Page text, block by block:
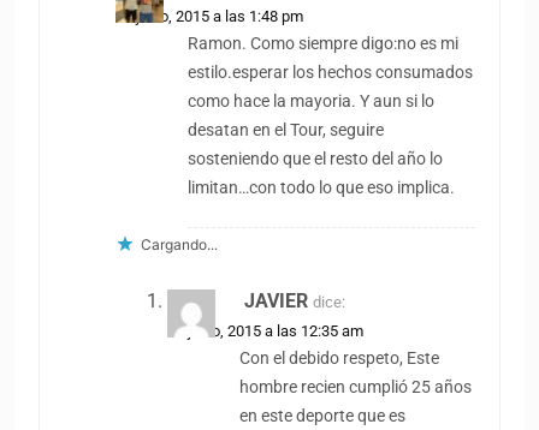
25 junio, 2015 a las 1:48 pm
Ramon. Como siempre digo:no es mi
estilo.esperar los hechos consumados
como hace la mayoria. Y aun si lo
desatan en el Tour, seguire
sosteniendo que el resto del año lo
limitan…con todo lo que eso implica.
Cargando...
JAVIER dice:
27 junio, 2015 a las 12:35 am
Con el debido respeto, Este
hombre recien cumplió 25 años
en este deporte que es